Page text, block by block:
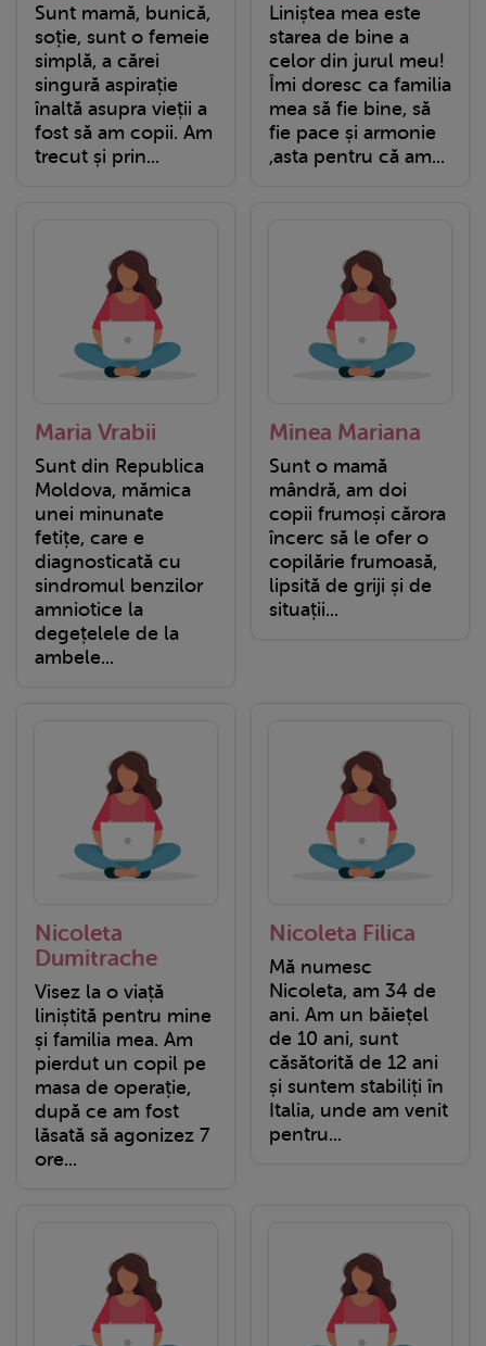
Sunt mamă, bunică,
soție, sunt o femeie
simplă, a cărei
singură aspirație
înaltă asupra vieții a
fost să am copii. Am
trecut și prin...
Liniștea mea este
starea de bine a
celor din jurul meu!
Îmi doresc ca familia
mea să fie bine, să
fie pace și armonie
,asta pentru că am...
Maria Vrabii
Sunt din Republica
Moldova, mămica
unei minunate
fetițe, care e
diagnosticată cu
sindromul benzilor
amniotice la
degețelele de la
ambele...
Minea Mariana
Sunt o mamă
mândră, am doi
copii frumoși cărora
încerc să le ofer o
copilărie frumoasă,
lipsită de griji și de
situații...
Nicoleta
Dumitrache
Visez la o viață
liniștită pentru mine
și familia mea. Am
pierdut un copil pe
masa de operație,
după ce am fost
lăsată să agonizez 7
ore...
Nicoleta Filica
Mă numesc
Nicoleta, am 34 de
ani. Am un băiețel
de 10 ani, sunt
căsătorită de 12 ani
și suntem stabiliți în
Italia, unde am venit
pentru...